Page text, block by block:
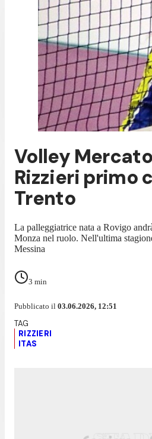
Volley
Rizzieri primo
Trento
La palleggiatrice nata a Rovigo
Monza nel ruolo. Nell'ultima
Messina
3 min
Pubblicato il 03.06.2026, 12:51
RIZZIERI
ITAS